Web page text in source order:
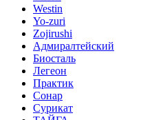
Westin
Yo-zuri
Zojirushi
Адмиралтейский
Биосталь
Легеон
Практик
Сонар
Сурикат